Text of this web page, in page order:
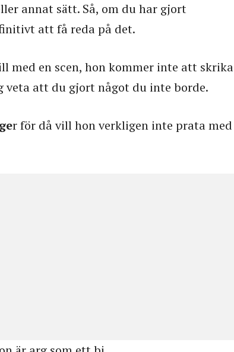
annat sätt. Så, om du har gjort
att få reda på det.
med en scen, hon kommer inte att skrika
att du gjort något du inte borde.
r för då vill hon verkligen inte prata med